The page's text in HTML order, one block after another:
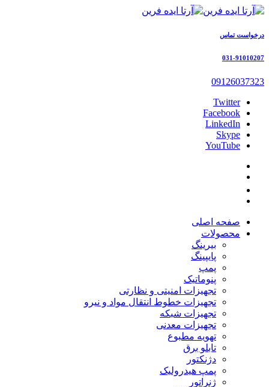
درخواست تماس
031-91010207
09126037323
Twitter
Facebook
LinkedIn
Skype
YouTube
صفحه اصلی
محصولات
بیرینگ
پایپینگ
پمپ
پنوماتیک
تجهیزات امنیتی و نظارتی
تجهیزات خطوط انتقال مواد و نیرو
تجهیزات شبکه
تجهیزات معدنی
تهویه مطبوع
تابلو برق
دژنکتور
پمپ هیدرولیک
ژنراتور